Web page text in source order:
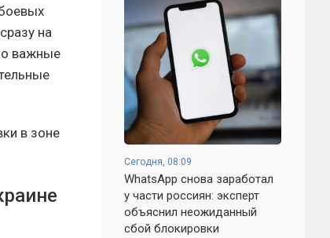
на
важные
в зоне
Сегодня, 08:09
WhatsApp снова заработал
у части россиян: эксперт
объяснил неожиданный
сбой блокировки